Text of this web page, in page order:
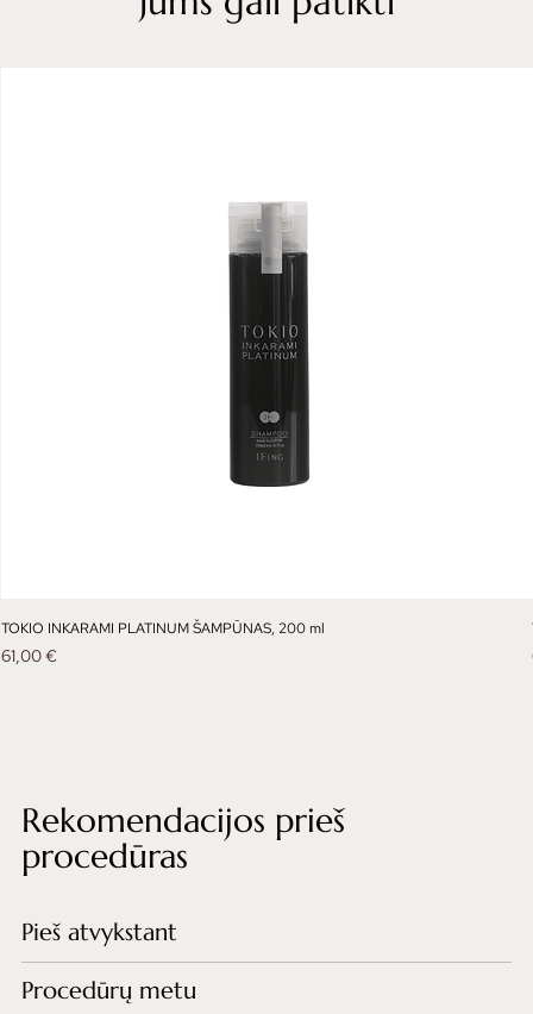
TOKIO INKARAMI PLATINUM ŠAMPŪNAS, 200 ml
Kaina
61,00 €
Pieš atvykstant
Procedūrų metu
Rekomendacijos prieš
procedūras